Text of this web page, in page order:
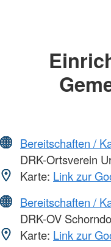
Bereitschaften /
DRK-Ortsverein
Karte: Link zur
Bereitschaften /
DRK-OV
Karte: Link zur